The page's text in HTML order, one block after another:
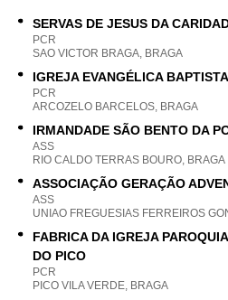
SERVAS DE JESUS DA
PCR
SAO VICTOR BRAGA, BRAGA
IGREJA EVANGÉLICA
PCR
ARCOZELO BARCELOS, BRAGA
IRMANDADE SÃO BENTO DA
ASS
RIO CALDO TERRAS BOURO, BRAGA
ASSOCIAÇÃO GERAÇÃO
ASS
UNIAO FREGUESIAS FERREIROS
FABRICA DA IGREJA
DO PICO
PCR
PICO VILA VERDE, BRAGA